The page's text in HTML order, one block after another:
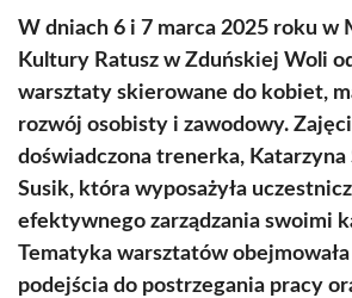
W dniach 6 i 7 marca 2025 roku w
Kultury Ratusz w Zduńskiej Woli
warsztaty skierowane do kobiet,
rozwój osobisty i zawodowy.
doświadczona trenerka, Katarzyna
Susik, która wyposażyła
efektywnego zarządzania swoimi
Tematyka warsztatów
podejścia do postrzegania pracy